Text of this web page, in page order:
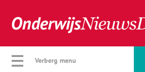
Verberg menu